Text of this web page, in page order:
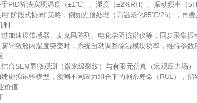
PID算法实现温度（±1℃）、湿度（±2%RH）、振动频率（
“阶段式协同”策略，例如先预处理（高温老化85℃/2h），再
制​
加速度传感器、麦克风阵列、电化学阻抗谱仪等，同步采集振
导致舱内湿度突变时，系统自动调整除湿模块功率，维持参数
合SEM显微观测（微米级裂纹）与有限元仿真（宏观应力场
虚拟试验模型，预测不同应力组合下的剩余寿命（RUL），指
价值